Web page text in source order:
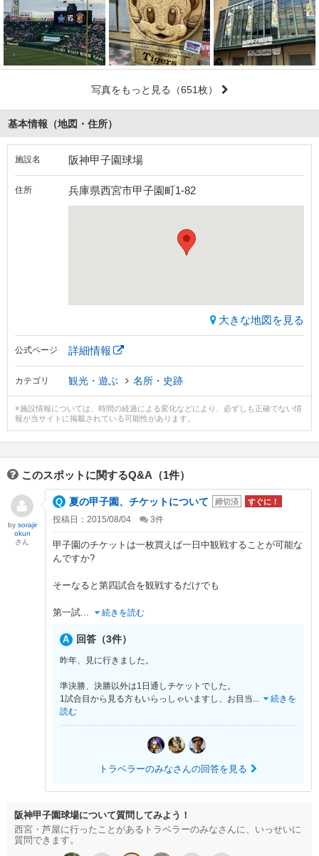
写真をもっと見る （651枚）
基本情報（地図・住所）
施設名 阪神甲子園球場
住所 兵庫県西宮市甲子園町1-82
大きな地図を見る
公式ページ 詳細情報
カテゴリ 観光・遊ぶ 名所・史跡
※施設情報については、時間の経過による変化などにより、必ずしも正確でない情
報が当サイトに掲載されている可能性があります。
このスポットに関するQ&A（1件）
夏の甲子園、チケットについて 締切済 すぐに！
投稿日：2015/08/04 3件
甲子園のチケットは一枚買えば一日中観戦することが可能な
んですか?
そーなると第四試合を観戦するだけでも
第一試... 続きを読む
回答（3件）
昨年、見に行きました。
準決勝、決勝以外は1日通しチケットでした。
1試合目から見る方もいらっしゃいますし、お目当...
続きを
読む
トラベラーのみなさんの回答を見る
by sorajir
okun
さん
阪神甲子園球場について質問してみよう！
西宮・芦屋に行ったことがあるトラベラーのみなさんに、いっせいに
質問できます。